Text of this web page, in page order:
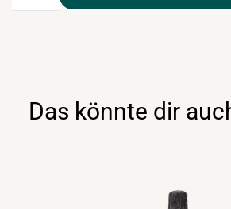
Das könnte dir